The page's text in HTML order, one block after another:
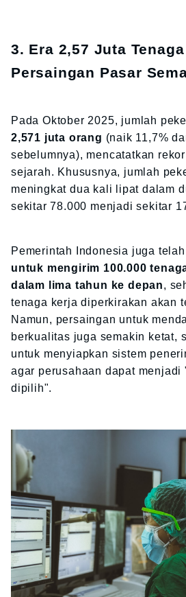
3. Era 2,57 Juta
Persaingan Pasar
Pada Oktober 2025, jumlah
2,571 juta orang (naik 11,7%
sebelumnya), mencatatkan
sejarah. Khususnya, jumlah
meningkat dua kali lipat dalam
sekitar 78.000 menjadi sekitar
Pemerintah Indonesia juga
untuk mengirim 100.000
dalam lima tahun ke depan,
tenaga kerja diperkirakan akan
Namun, persaingan untuk
berkualitas juga semakin ketat,
untuk menyiapkan sistem
agar perusahaan dapat menjadi
dipilih".